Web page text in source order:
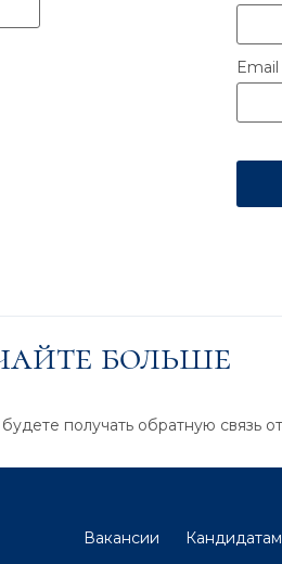
Email
больше
получать обратную связь
Вакансии Кандидатам